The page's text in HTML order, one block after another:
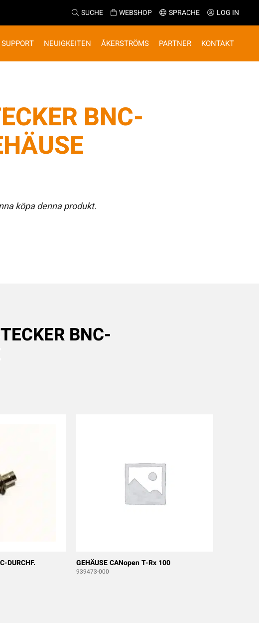
SUCHE WEBSHOP SPRACHE LOG IN
SUPPORT NEUIGKEITEN ÅKERSTRÖMS PARTNER KONTAKT
BNC-
köpa denna produkt.
BNC-
DURCHF. GEHÄUSE CANopen T-Rx 100
939473-000